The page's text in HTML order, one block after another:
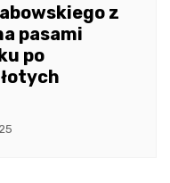
z
pasami
po